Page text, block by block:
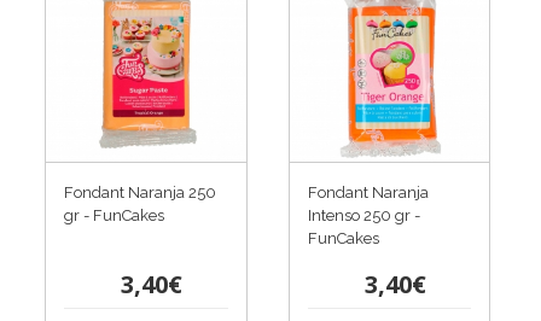
Fondant Naranja 250
gr - FunCakes
3,40€
Fondant Naranja
Intenso 250 gr -
FunCakes
3,40€